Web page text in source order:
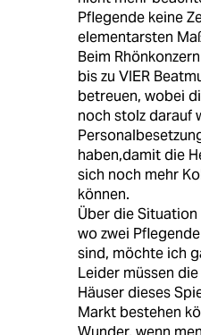
Pflegende keine
elementarsten
Beim
bis zu VIER
betreuen, wobei
noch stolz darauf
haben,damit die
sich noch mehr
können.
Über die
wo zwei
sind, möchte ich
Leider müssen
Häuser dieses
Markt bestehen